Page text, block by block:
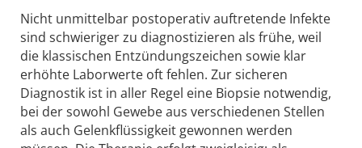
Nicht unmittelbar postoperativ auftretende Infekte
sind schwieriger zu diagnostizieren als frühe, weil
die klassischen Entzündungszeichen sowie klar
erhöhte Laborwerte oft fehlen. Zur sicheren
Diagnostik ist in aller Regel eine Biopsie notwendig,
bei der sowohl Gewebe aus verschiedenen Stellen
als auch Gelenkflüssigkeit gewonnen werden